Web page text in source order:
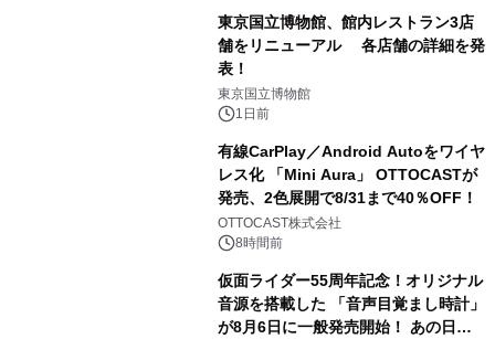
東京国立博物館、館内レストラン3店
舗をリニューアル 各店舗の詳細を発
表！
東京国立博物館
1日前
有線CarPlay／Android Autoをワイヤ
レス化 「Mini Aura」 OTTOCASTが
発売、2色展開で8/31まで40％OFF！
OTTOCAST株式会社
8時間前
仮面ライダー55周年記念！オリジナル
音源を搭載した 「音声目覚まし時計」
が8月6日に一般発売開始！ あの日の